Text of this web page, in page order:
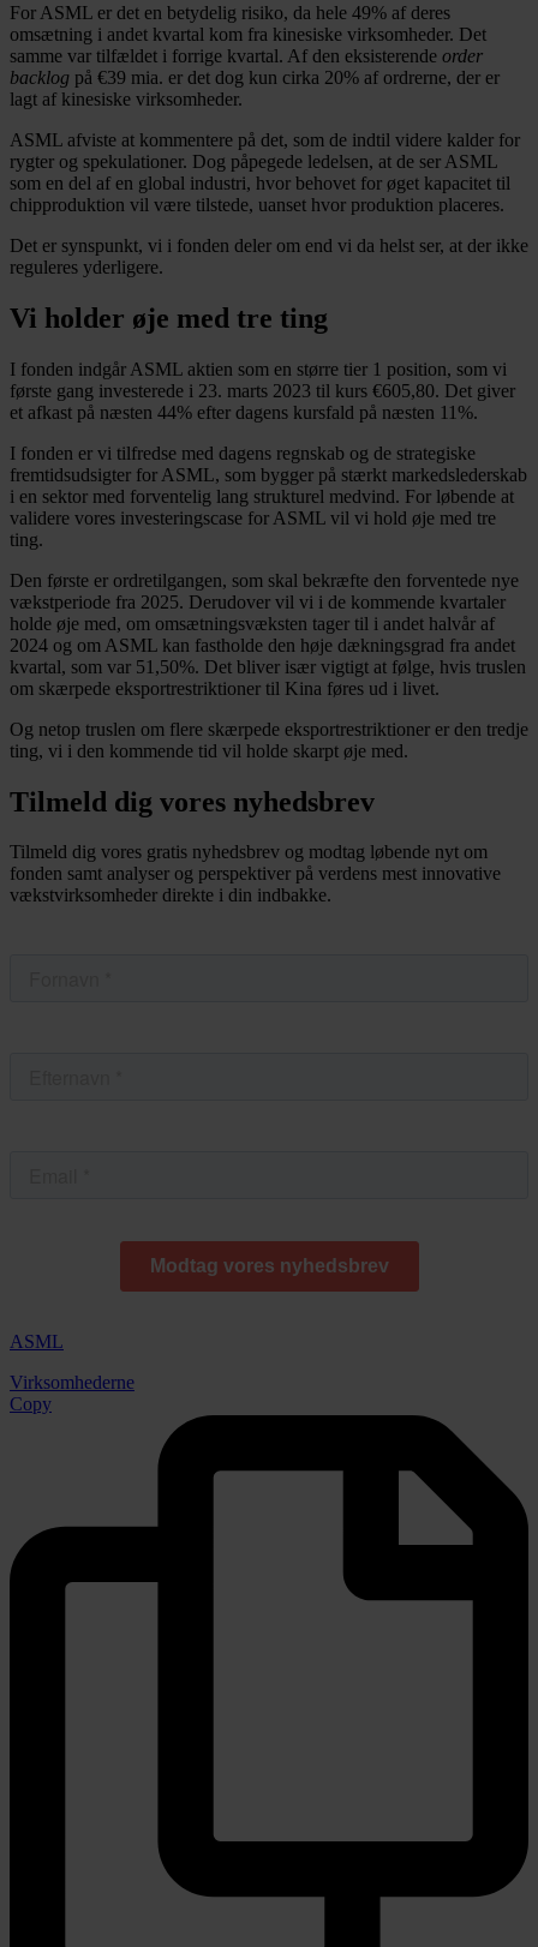
For ASML er det en betydelig risiko, da hele 49% af deres
omsætning i andet kvartal kom fra kinesiske virksomheder. Det
samme var tilfældet i forrige kvartal. Af den eksisterende order
backlog på €39 mia. er det dog kun cirka 20% af ordrerne, der er
lagt af kinesiske virksomheder.
ASML afviste at kommentere på det, som de indtil videre kalder for
rygter og spekulationer. Dog påpegede ledelsen, at de ser ASML
som en del af en global industri, hvor behovet for øget kapacitet til
chipproduktion vil være tilstede, uanset hvor produktion placeres.
Det er synspunkt, vi i fonden deler om end vi da helst ser, at der ikke
reguleres yderligere.
Vi holder øje med tre ting
I fonden indgår ASML aktien som en større tier 1 position, som vi
første gang investerede i 23. marts 2023 til kurs €605,80. Det giver
et afkast på næsten 44% efter dagens kursfald på næsten 11%.
I fonden er vi tilfredse med dagens regnskab og de strategiske
fremtidsudsigter for ASML, som bygger på stærkt markedslederskab
i en sektor med forventelig lang strukturel medvind. For løbende at
validere vores investeringscase for ASML vil vi hold øje med tre
ting.
Den første er ordretilgangen, som skal bekræfte den forventede nye
vækstperiode fra 2025. Derudover vil vi i de kommende kvartaler
holde øje med, om omsætningsvæksten tager til i andet halvår af
2024 og om ASML kan fastholde den høje dækningsgrad fra andet
kvartal, som var 51,50%. Det bliver især vigtigt at følge, hvis truslen
om skærpede eksportrestriktioner til Kina føres ud i livet.
Og netop truslen om flere skærpede eksportrestriktioner er den tredje
ting, vi i den kommende tid vil holde skarpt øje med.
Tilmeld dig vores nyhedsbrev
Tilmeld dig vores gratis nyhedsbrev og modtag løbende nyt om
fonden samt analyser og perspektiver på verdens mest innovative
vækstvirksomheder direkte i din indbakke.
ASML
Virksomhederne
Copy